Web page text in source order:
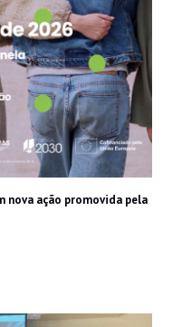
nova ação promovida pela